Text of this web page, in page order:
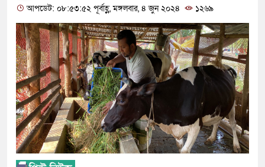
আপডেট: ০৮:৫৩:৫২ পূর্বাহ্ণ, মঙ্গলবার, ৪ জুন ২০২৪
১২৬৯